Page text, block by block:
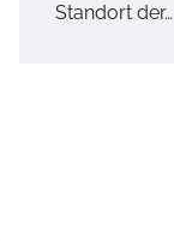
Standort der…